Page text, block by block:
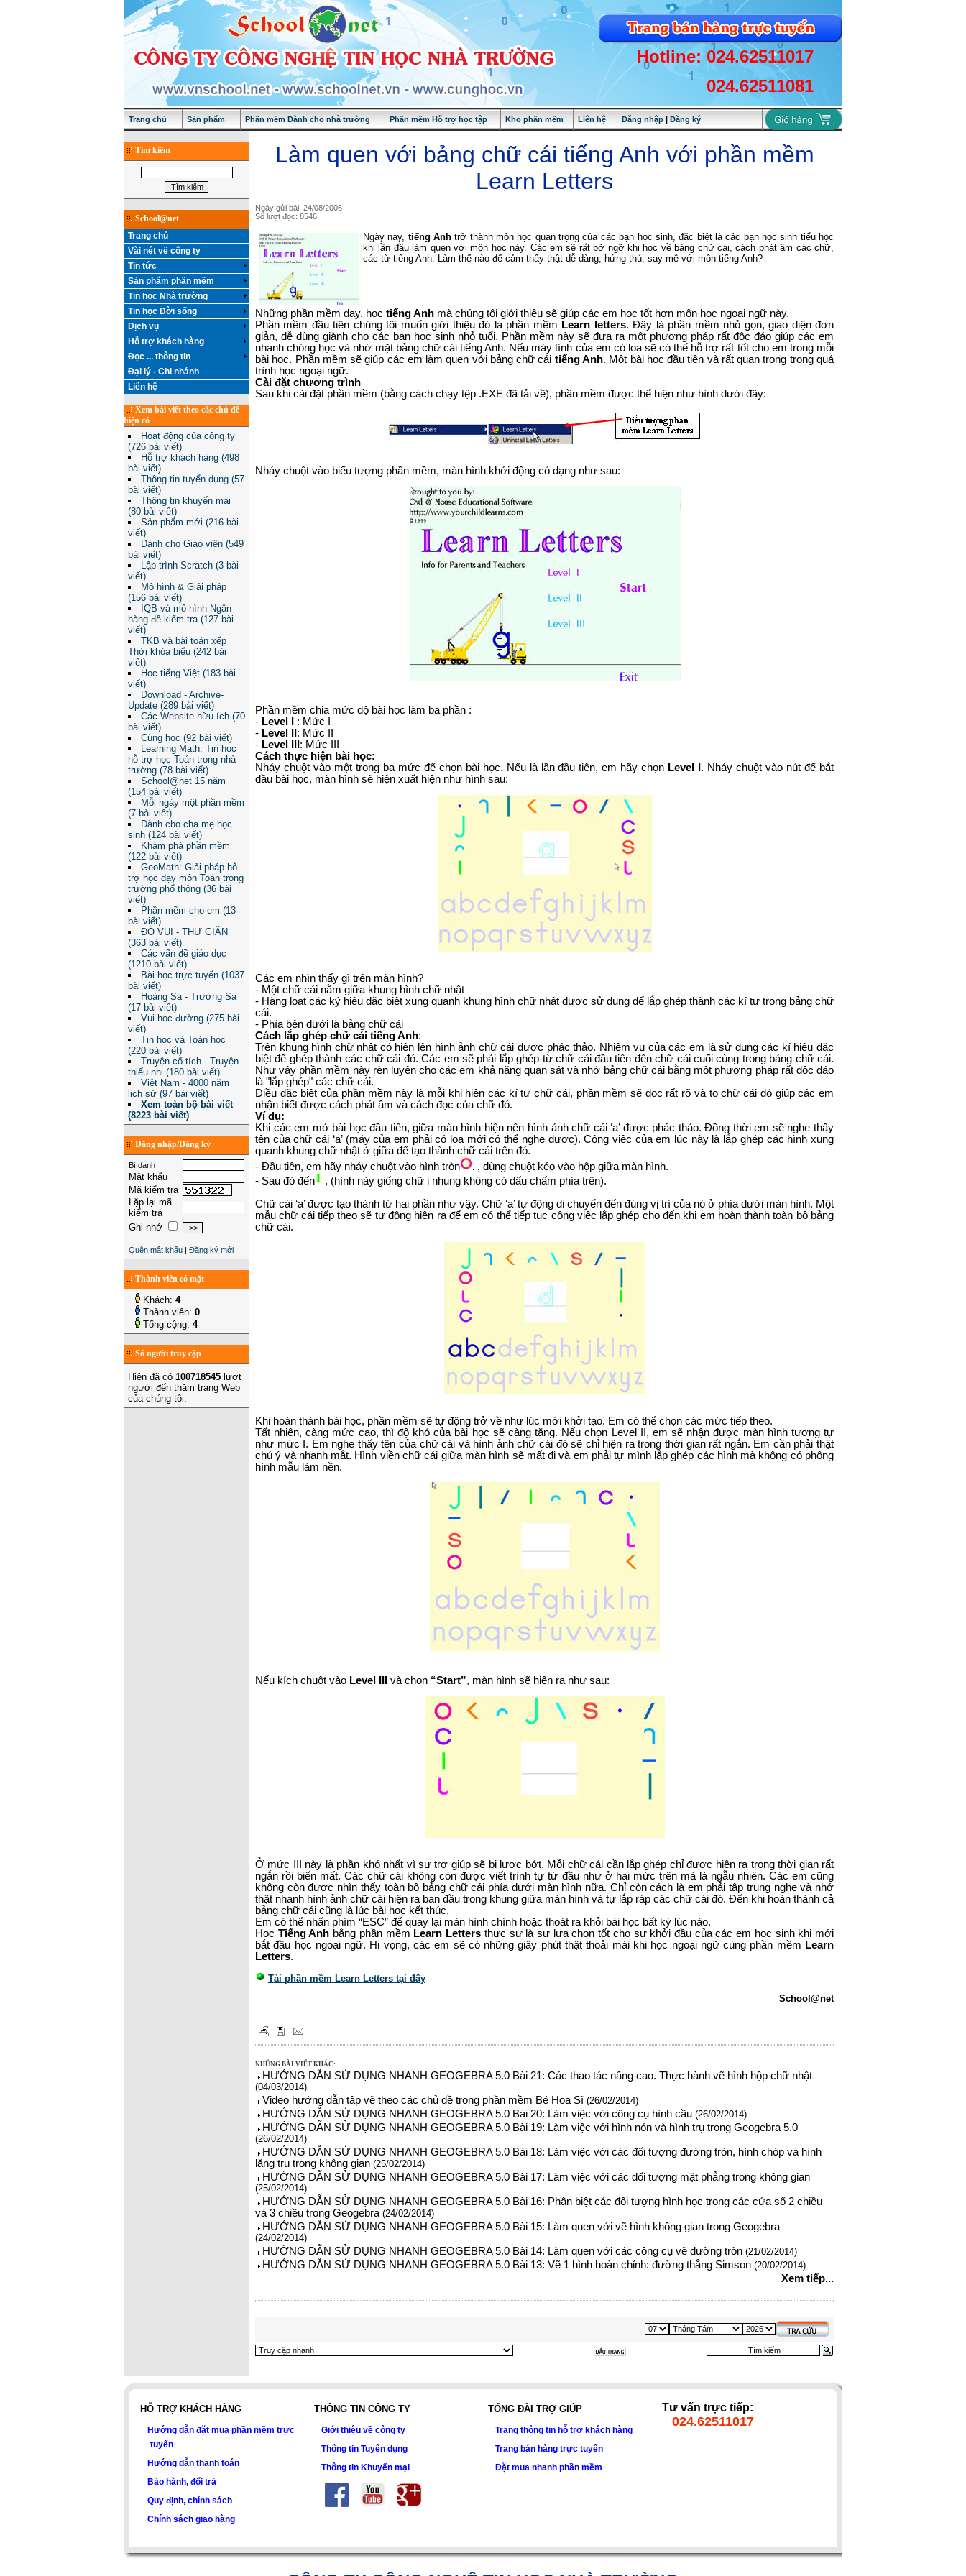
Hotline: 024.62511017
024.62511081
Trang chủ Sản phẩm Phần mềm Dành cho nhà trường Phần mềm Hỗ trợ học tập Kho phần mềm Liên hệ Đăng nhập | Đăng ký
Tìm kiếm
School@net
Trang chủ
Vài nét về công ty
Tin tức
Sản phẩm phần mềm
Tin học Nhà trường
Tin học Đời sống
Dịch vụ
Hỗ trợ khách hàng
Đọc ... thông tin
Đại lý - Chi nhánh
Liên hệ
Xem bài viết theo các chủ đề
hiện có
Hoạt động của công ty
(726 bài viết)
Hỗ trợ khách hàng (498
bài viết)
Thông tin tuyển dụng (57
bài viết)
Thông tin khuyến mại
(80 bài viết)
Sản phẩm mới (216 bài
viết)
Dành cho Giáo viên (549
bài viết)
Lập trình Scratch (3 bài
viết)
Mô hình & Giải pháp
(156 bài viết)
IQB và mô hình Ngân
hàng đề kiểm tra (127 bài
viết)
TKB và bài toán xếp
Thời khóa biểu (242 bài
viết)
Học tiếng Việt (183 bài
viết)
Download - Archive-
Update (289 bài viết)
Các Website hữu ích (70
bài viết)
Cùng học (92 bài viết)
Learning Math: Tin học
hỗ trợ học Toán trong nhà
trường (78 bài viết)
School@net 15 năm
(154 bài viết)
Mỗi ngày một phần mềm
(7 bài viết)
Dành cho cha mẹ học
sinh (124 bài viết)
Khám phá phần mềm
(122 bài viết)
GeoMath: Giải pháp hỗ
trợ học dạy môn Toán trong
trường phổ thông (36 bài
viết)
Phần mềm cho em (13
bài viết)
ĐỐ VUI - THƯ GIÃN
(363 bài viết)
Các vấn đề giáo dục
(1210 bài viết)
Bài học trực tuyến (1037
bài viết)
Hoàng Sa - Trường Sa
(17 bài viết)
Vui học đường (275 bài
viết)
Tin học và Toán học
(220 bài viết)
Truyện cổ tích - Truyện
thiếu nhi (180 bài viết)
Việt Nam - 4000 năm
lịch sử (97 bài viết)
Xem toàn bộ bài viết
(8223 bài viết)
Đăng nhập/Đăng ký
Bí danh
Mật khẩu
Mã kiểm tra
Lặp lại mã
kiểm tra
Ghi nhớ
Quên mật khẩu | Đăng ký mới
Thành viên có mặt
Khách: 4
Thành viên: 0
Tổng cộng: 4
Số người truy cập
Hiện đã có 100718545 lượt
người đến thăm trang Web
của chúng tôi.
Làm quen với bảng chữ cái tiếng Anh với phần mềm
Learn Letters
Ngày gửi bài: 24/08/2006
Số lượt đọc: 8546
Ngày nay, tiếng Anhtrở thành môn học quan trọng của các bạn học sinh, đặc biệt là các bạn học sinh tiểu học
khi lần đầu làm quen với môn học này. Các em sẽ rất bỡ ngỡ khi học về bảng chữ cái, cách phát âm các chữ,
các từ tiếng Anh. Làm thế nào để cảm thấy thật dễ dàng, hứng thú, say mê với môn tiếng Anh?
Những phần mềm dạy, học tiếng Anh mà chúng tôi giới thiệu sẽ giúp các em học tốt hơn môn học ngoại ngữ này.
Phần mềm đầu tiên chúng tôi muốn giới thiệu đó là phần mềm Learn letters. Đây là phần mềm nhỏ gọn, giao diện đơn
giản, dễ dùng giành cho các bạn học sinh nhỏ tuổi. Phần mềm này sẽ đưa ra một phương pháp rất độc đáo giúp các em
nhanh chóng học và nhớ mặt bảng chữ cái tiếng Anh. Nếu máy tính của em có loa sẽ có thể hỗ trợ rất tốt cho em trong mỗi
bài học. Phần mềm sẽ giúp các em làm quen với bảng chữ cái tiếng Anh. Một bài học đầu tiên và rất quan trọng trong quá
trình học ngoại ngữ.
Cài đặt chương trình
Sau khi cài đặt phần mềm (bằng cách chạy tệp .EXE đã tải về), phần mềm được thể hiện như hình dưới đây:
Nháy chuột vào biểu tượng phần mềm, màn hình khởi động có dạng như sau:
Phần mềm chia mức độ bài học làm ba phần :
- Level I
: Mức I
- Level II : Mức II
- Level III : Mức III
Cách thực hiện bài học:
Nháy chuột vào một trong ba mức để chọn bài học. Nếu là lần đầu tiên, em hãy chọn Level I . Nháy chuột vào nút để bắt
đầu bài học, màn hình sẽ hiện xuất hiện như hình sau:
Các em nhìn thấy gì trên màn hình?
- Một chữ cái nằm giữa khung hình chữ nhật
- Hàng loạt các ký hiệu đặc biệt xung quanh khung hình chữ nhật được sử dụng để lắp ghép thành các kí tự trong bảng chữ
cái.
- Phía bên dưới là bảng chữ cái
Cách lắp ghép chữ cái tiếng Anh:
Trên khung hình chữ nhật có hiện lên hình ảnh chữ cái được phác thảo. Nhiệm vụ của các em là sử dụng các kí hiệu đặc
biệt để ghép thành các chữ cái đó. Các em sẽ phải lắp ghép từ chữ cái đầu tiên đến chữ cái cuối cùng trong bảng chữ cái.
Như vậy phần mềm này rèn luyện cho các em khả năng quan sát và nhớ bảng chữ cái bằng một phương pháp rất độc đáo
là "lắp ghép" các chữ cái.
Điều đặc biệt của phần mềm này là mỗi khi hiện các kí tự chữ cái, phần mềm sẽ đọc rất rõ và to chữ cái đó giúp các em
nhận biết được cách phát âm và cách đọc của chữ đó.
Ví dụ:
Khi các em mở bài học đầu tiên, giữa màn hình hiện nên hình ảnh chữ cái ‘a’ được phác thảo. Đồng thời em sẽ nghe thấy
tên của chữ cái ‘a’ (máy của em phải có loa mới có thể nghe được). Công việc của em lúc này là lắp ghép các hình xung
quanh khung chữ nhật ở giữa để tạo thành chữ cái trên đó.
- Đầu tiên, em hãy nháy chuột vào hình tròn
, dùng chuột kéo vào hộp giữa màn hình.
- Sau đó đến
, (hình này giống chữ i nhung không có dấu chấm phía trên).
Chữ cái ‘a’ được tạo thành từ hai phần như vậy. Chữ ‘a’ tự động di chuyển đến đúng vị trí của nó ở phía dưới màn hình. Một
mẫu chữ cái tiếp theo sẽ tự động hiện ra để em có thể tiếp tục công việc lắp ghép cho đến khi em hoàn thành toàn bộ bảng
chữ cái.
Khi hoàn thành bài học, phần mềm sẽ tự động trở về như lúc mới khởi tạo. Em có thể chọn các mức tiếp theo.
Tất nhiên, càng mức cao, thì độ khó của bài học sẽ càng tăng. Nếu chọn Level II, em sẽ nhận được màn hình tương tự
như mức I. Em nghe thấy tên của chữ cái và hình ảnh chữ cái đó sẽ chỉ hiện ra trong thời gian rất ngắn. Em cần phải thật
chú ý và nhanh mắt. Hình viền chữ cái giữa màn hình sẽ mất đi và em phải tự mình lắp ghép các hình mà không có phông
hình mẫu làm nền.
Nếu kích chuột vào Level III và chọn “Start”, màn hình sẽ hiện ra như sau:
Ở mức III này là phần khó nhất vì sự trợ giúp sẽ bị lược bớt. Mỗi chữ cái cần lắp ghép chỉ được hiện ra trong thời gian rất
ngắn rồi biến mất. Các chữ cái không còn được viết trình tự từ đầu như ở hai mức trên mà là ngẫu nhiên. Các em cũng
không còn được nhìn thấy toàn bộ bảng chữ cái phía dưới màn hình nữa. Chỉ còn cách là em phải tập trung nghe và nhớ
thật nhanh hình ảnh chữ cái hiện ra ban đầu trong khung giữa màn hình và tự lắp ráp các chữ cái đó. Đến khi hoàn thành cả
bảng chữ cái cũng là lúc bài học kết thúc.
Em có thể nhấn phím “ESC” để quay lại màn hình chính hoặc thoát ra khỏi bài học bất kỳ lúc nào.
Học Tiếng Anh bằng phần mềm Learn Letters thực sự là sự lựa chọn tốt cho sự khởi đầu của các em học sinh khi mới
bắt đầu học ngoại ngữ. Hi vọng, các em sẽ có những giây phút thật thoải mái khi học ngoại ngữ cùng phần mềm Learn
Letters.
Tải phần mềm Learn Letters tại đây
School@net
NHỮNG BÀI VIẾT KHÁC:
HƯỚNG DẪN SỬ DỤNG NHANH GEOGEBRA 5.0 Bài 21: Các thao tác nâng cao. Thực hành vẽ hình hộp chữ nhật
(04/03/2014)
Video hướng dẫn tập vẽ theo các chủ đề trong phần mềm Bé Họa Sĩ(26/02/2014)
HƯỚNG DẪN SỬ DỤNG NHANH GEOGEBRA 5.0 Bài 20: Làm việc với công cụ hình cầu (26/02/2014)
HƯỚNG DẪN SỬ DỤNG NHANH GEOGEBRA 5.0 Bài 19: Làm việc với hình nón và hình trụ trong Geogebra 5.0
(26/02/2014)
HƯỚNG DẪN SỬ DỤNG NHANH GEOGEBRA 5.0 Bài 18: Làm việc với các đối tượng đường tròn, hình chóp và hình
lăng trụ trong không gian (25/02/2014)
HƯỚNG DẪN SỬ DỤNG NHANH GEOGEBRA 5.0 Bài 17: Làm việc với các đối tượng mặt phẳng trong không gian
(25/02/2014)
HƯỚNG DẪN SỬ DỤNG NHANH GEOGEBRA 5.0 Bài 16: Phân biệt các đối tượng hình học trong các cửa sổ 2 chiều
và 3 chiều trong Geogebra(24/02/2014)
HƯỚNG DẪN SỬ DỤNG NHANH GEOGEBRA 5.0 Bài 15: Làm quen với vẽ hình không gian trong Geogebra
(24/02/2014)
HƯỚNG DẪN SỬ DỤNG NHANH GEOGEBRA 5.0 Bài 14: Làm quen với các công cụ vẽ đường tròn (21/02/2014)
HƯỚNG DẪN SỬ DỤNG NHANH GEOGEBRA 5.0 Bài 13: Vẽ 1 hình hoàn chỉnh: đường thẳng Simson (20/02/2014)
Xem tiếp...
HỖ TRỢ KHÁCH HÀNG
Hướng dẫn đặt mua phần mềm trực
tuyến
Hướng dẫn thanh toán
Bảo hành, đổi trả
Quy định, chính sách
Chính sách giao hàng
THÔNG TIN CÔNG TY
Giới thiệu về công ty
Thông tin Tuyển dụng
Thông tin Khuyến mại
TỔNG ĐÀI TRỢ GIÚP
Trang thông tin hỗ trợ khách hàng
Trang bán hàng trực tuyến
Đặt mua nhanh phần mềm
Tư vấn trực tiếp:
024.62511017